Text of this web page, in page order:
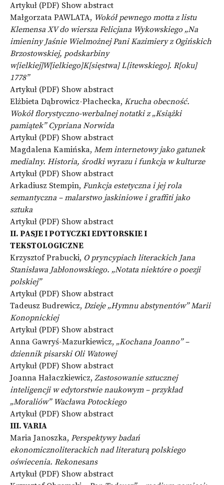
Artykuł (PDF) Show abstract
Małgorzata PAWLATA, Wokół pewnego motta z listu
Klemensa XV do wiersza Felicjana Wykowskiego „Na
imieniny Jaśnie Wielmożnej Pani Kazimiery z Ogińskich
Brzostowskiej, podskarbiny
w[ielkiej]W[ielkiego]K[sięstwa] L[itewskiego]. R[oku]
1778”
Artykuł (PDF) Show abstract
Elżbieta Dąbrowicz-Płachecka, Krucha obecność.
Wokół florystyczno-werbalnej notatki z „Książki
pamiątek” Cypriana Norwida
Artykuł (PDF) Show abstract
Magdalena Kamińska, Mem internetowy jako gatunek
medialny. Historia, środki wyrazu i funkcja w kulturze
Artykuł (PDF) Show abstract
Arkadiusz Stempin, Funkcja estetyczna i jej rola
semantyczna – malarstwo jaskiniowe i graffiti jako
sztuka
Artykuł (PDF) Show abstract
II. PASJE I POTYCZKI EDYTORSKIE I
TEKSTOLOGICZNE
Krzysztof Prabucki, O pryncypiach literackich Jana
Stanisława Jabłonowskiego. „Notata niektóre o poezji
polskiej”
Artykuł (PDF) Show abstract
Tadeusz Budrewicz, Dzieje „Hymnu abstynentów” Marii
Konopnickiej
Artykuł (PDF) Show abstract
Anna Gawryś-Mazurkiewicz, „Kochana Joanno” –
dziennik pisarski Oli Watowej
Artykuł (PDF) Show abstract
Joanna Hałaczkiewicz, Zastosowanie sztucznej
inteligencji w edytorstwie naukowym – przykład
„Moraliów” Wacława Potockiego
Artykuł (PDF) Show abstract
III. VARIA
Maria Janoszka, Perspektywy badań
ekonomicznoliterackich nad literaturą polskiego
oświecenia. Rekonesans
Artykuł (PDF) Show abstract